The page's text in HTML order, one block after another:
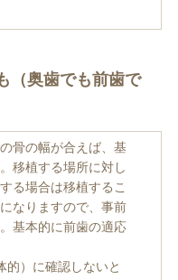
矯正治療
（奥歯でも前歯で
骨の幅が合えば、基
移植する場所に対し
る場合は移植するこ
なりますので、事前
基本的に前歯の適応
的）に確認しないと